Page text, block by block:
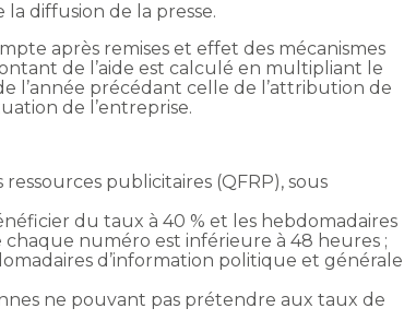
la diffusion de la presse.
après remises et effet des mécanismes
de l’aide est calculé en multipliant le
l’année précédant celle de l’attribution de
de l’entreprise.
publicitaires (QFRP), sous
du taux à 40 % et les hebdomadaires
numéro est inférieure à 48 heures ;
d’information politique et générale
ne pouvant pas prétendre aux taux de